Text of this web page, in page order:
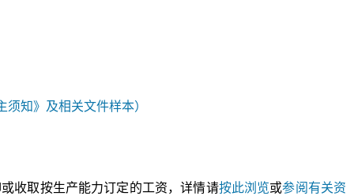
知》及相关文件样本）
收取按生产能力订定的工资，详情请按此浏览或参阅有关资